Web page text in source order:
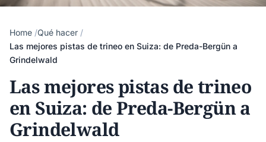
Home Qué hacer
Las mejores pistas de trineo en Suiza: de Preda-Bergün a
Grindelwald
Las mejores pistas de trineo
en Suiza: de Preda-Bergün a
Grindelwald